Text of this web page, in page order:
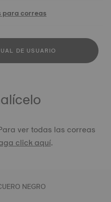
para correas
DE USUARIO
ver todas las correas
click aquí.
NEGRO